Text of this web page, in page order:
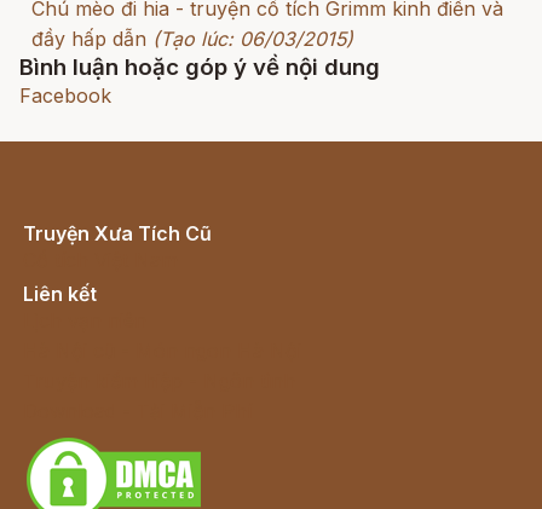
Chú mèo đi hia - truyện cổ tích Grimm kinh điển và
đầy hấp dẫn (Tạo lúc: 06/03/2015)
Bình luận hoặc góp ý về nội dung
Facebook
Truyện Xưa Tích Cũ
Liên kết